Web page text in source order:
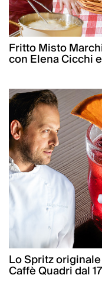
Fritto Misto
con Elena Cicchi
Lo Spritz
Caffè Quadri dal